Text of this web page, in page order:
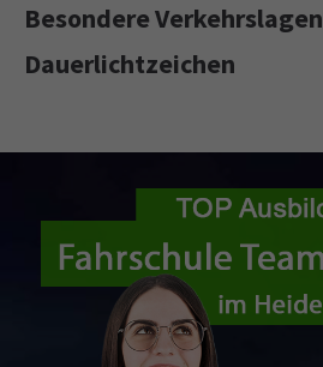
Besondere Verkehrslagen
Dauerlichtzeichen